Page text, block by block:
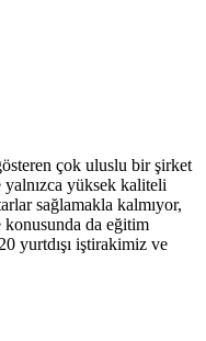
çok uluslu bir şirket
yüksek kaliteli
sağlamakla kalmıyor,
konusunda da eğitim
yurtdışı iştirakimiz ve